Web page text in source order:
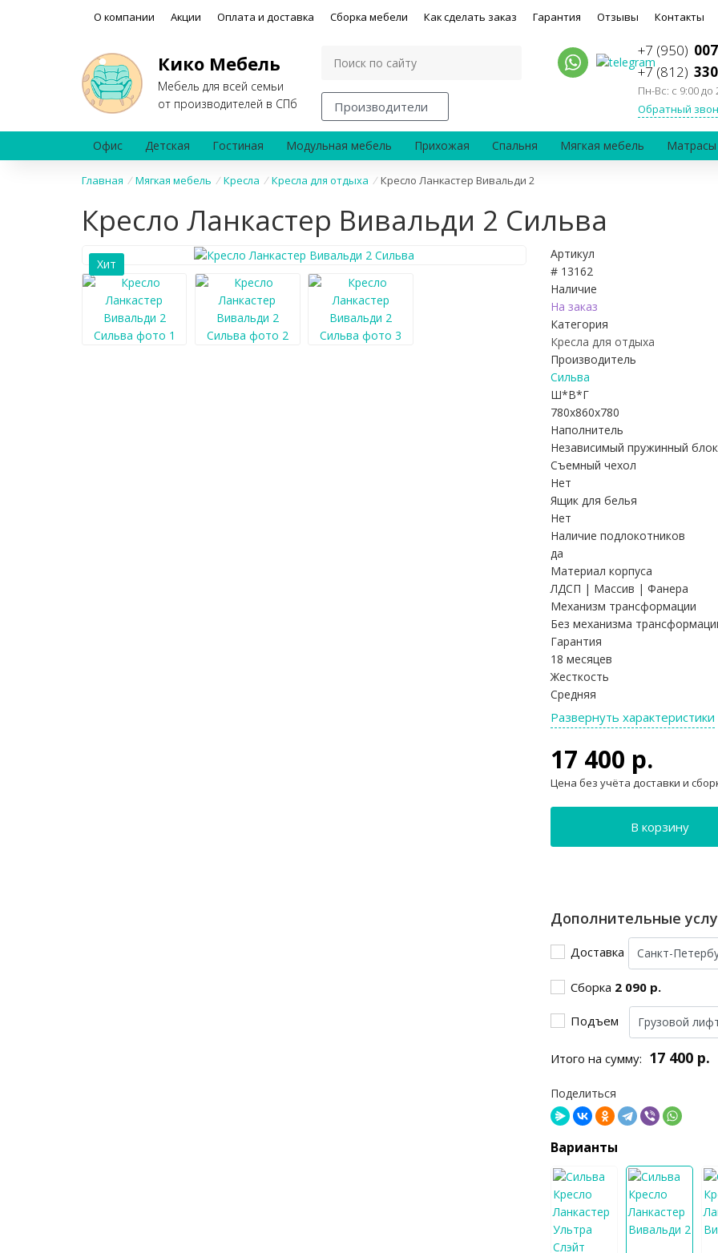
О компании Акции Оплата и доставка Сборка мебели Как сделать заказ Гарантия Отзывы Контакты
Кико Мебель
Мебель для всей семьи
от производителей в СПб
Производители
+7 (950)
+7 (812)
Пн-Вс: с 9:00 до
Обратный
Офис Детская Гостиная Модульная мебель Прихожая Спальня Мягкая мебель Матрасы
Главная / Мягкая мебель / Кресла / Кресла для отдыха / Кресло Ланкастер Вивальди 2
Кресло Ланкастер Вивальди 2 Сильва
Хит
Артикул
# 13162
Наличие
На заказ
Категория
Кресла для отдыха
Производитель
Сильва
Ш*В*Г
780x860x780
Наполнитель
Независимый пружинный
Съемный чехол
Нет
Ящик для белья
Нет
Наличие подлокотников
да
Материал корпуса
ЛДСП | Массив | Фанера
Механизм трансформации
Без механизма
Гарантия
18 месяцев
Жесткость
Средняя
Развернуть характеристики
17 400 р.
Цена без учёта доставки и
В корзину
Дополнительные
Доставка
Сборка 2 090 р.
Подъем
Итого на сумму: 17 400 р.
Поделиться
Варианты